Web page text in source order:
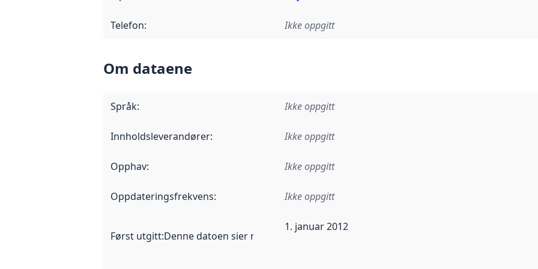
Telefon: Ikke oppgitt
Om dataene
Språk: Ikke oppgitt
Innholdsleverandører: Ikke oppgitt
Opphav: Ikke oppgitt
Oppdateringsfrekvens: Ikke oppgitt
Først utgitt:Denne datoen sier når dataene i dette datasettet første gang ble utgitt. Det kan
1. januar 2012